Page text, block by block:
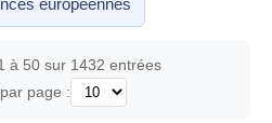
européennes
à 50 sur 1432 entrées
page :